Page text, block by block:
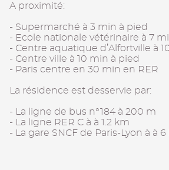
A proximité:
- Supermarché à 3 min à pied
- Ecole nationale vétérinaire à 7
- Centre aquatique d’Alfortville à
- Centre ville à 10 min à pied
- Paris centre en 30 min en RER
La résidence est desservie par:
- La ligne de bus n°184 à 200 m
- La ligne RER C à à 1.2 km
- La gare SNCF de Paris-Lyon à à